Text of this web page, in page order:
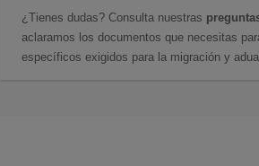
¿Tienes dudas? Consulta nuestras
aclaramos los documentos que necesitas
específicos exigidos para la migración y